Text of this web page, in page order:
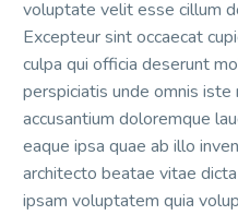
voluptate velit esse cillum
Excepteur sint occaecat
culpa qui officia deserunt
perspiciatis unde omnis
accusantium doloremque
eaque ipsa quae ab illo
architecto beatae vitae
ipsam voluptatem quia